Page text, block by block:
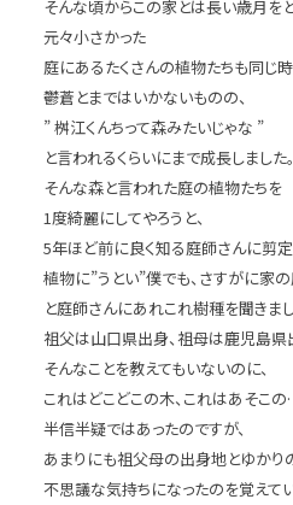
そんな頃からこの家とは長い歳月をと
元々小さかった
庭にあるたくさんの植物たちも同じ時
鬱蒼とまではいかないものの、
” 桝江くんちって森みたいじゃな ”
と言われるくらいにまで成長しました。
そんな森と言われた庭の植物たちを
1度綺麗にしてやろうと、
5年ほど前に良く知る庭師さんに剪定
植物に”うとい”僕でも、さすがに家
と庭師さんにあれこれ樹種を聞きまし
祖父は山口県出身、祖母は鹿児島県
そんなことを教えてもいないのに、
これはどこどこの木、これはあそこ
半信半疑ではあったのですが、
あまりにも祖父母の出身地とゆかり
不思議な気持ちになったのを覚えてい